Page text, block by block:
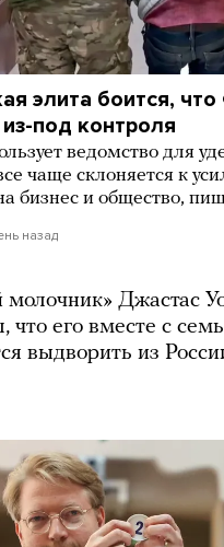
элита боится,
под контроля
ведомство для
чаще склоняется к
бизнес и общество,
назад
молочник» Джастас
что его вместе с
выдворить из